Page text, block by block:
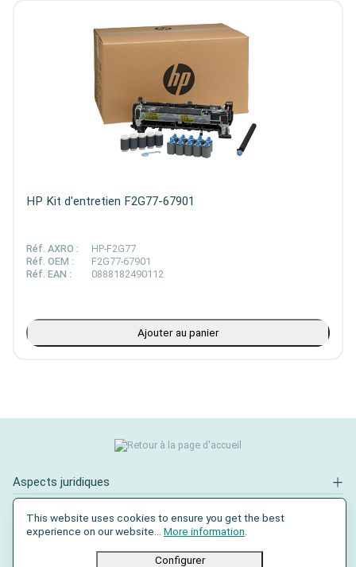
HP Kit d'entretien F2G77-67901
Réf. AXRO :
HP-F2G77
Réf. OEM :
F2G77-67901
Réf. EAN :
0888182490112
Ajouter au panier
Aspects juridiques
Contact
This website uses cookies to ensure you get the best
experience on our website... More information
Configurer